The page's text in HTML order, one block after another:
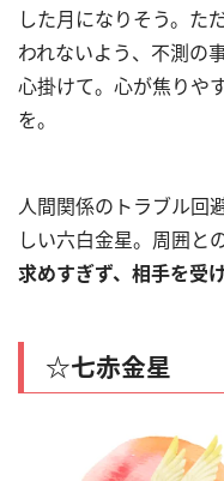
した月になりそう。た
われないよう、不測の
心掛けて。心が焦りや
を。
人間関係のトラブル回
しい六白金星。周囲と
求めすぎず、相手を受
☆七赤金星